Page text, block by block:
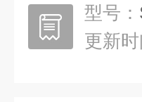
型号：
更新时